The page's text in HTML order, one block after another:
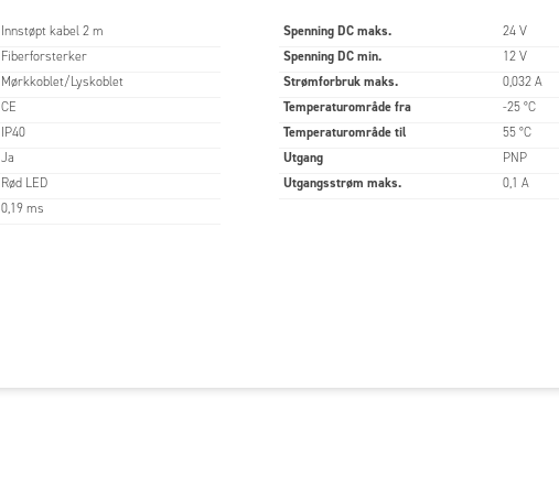
Innstøpt kabel 2 m
Fiberforsterker
Mørkkoblet/Lyskoblet
CE
IP40
Ja
Rød LED
0,19 ms
Spenning DC maks. 24 V
Spenning DC min. 12 V
Strømforbruk maks. 0,032 A
Temperaturområde fra -25 °C
Temperaturområde til 55 °C
Utgang PNP
Utgangsstrøm maks. 0,1 A